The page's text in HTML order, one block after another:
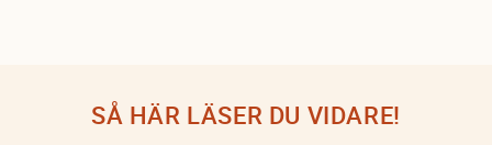
SÅ HÄR LÄSER DU VIDARE!